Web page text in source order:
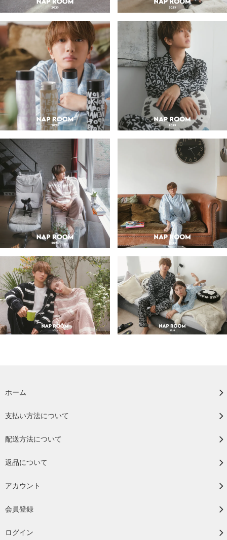
ホーム
支払い方法について
配送方法について
返品について
アカウント
会員登録
ログイン